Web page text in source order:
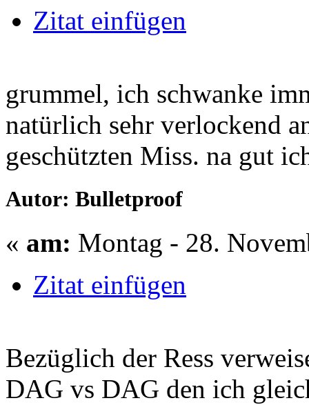
Zitat einfügen
grummel, ich schwanke
natürlich sehr verlockend
geschützten Miss. na gut
Autor: Bulletproof
« am: Montag - 28.
Zitat einfügen
Bezüglich der Ress
DAG vs DAG den ich